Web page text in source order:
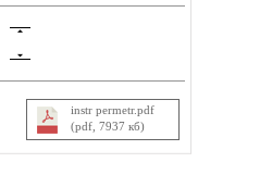
instr permetr.pdf
(pdf, 7937 кб)